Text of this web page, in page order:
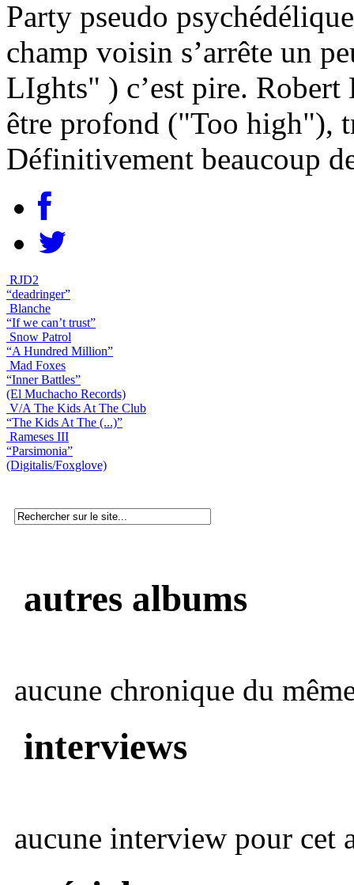
Party pseudo
champ voisin s’arrête un
LIghts" ) c’est pire.
être profond ("Too high"),
Définitivement beaucoup
RJD2
“deadringer”
Blanche
“If we can’t trust”
Snow Patrol
“A Hundred Million”
Mad Foxes
“Inner Battles”
(El Muchacho Records)
V/A The Kids At The Club
“The Kids At The (...)”
Rameses III
“Parsimonia”
(Digitalis/Foxglove)
autres albums
aucune chronique du
interviews
aucune interview pour cet